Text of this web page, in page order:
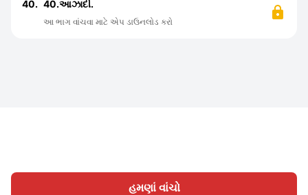
હમણાં વાંચો
40. 40.આઝાદી.
આ ભાગ વાંચવા માટે એપ ડાઉનલોડ કરો